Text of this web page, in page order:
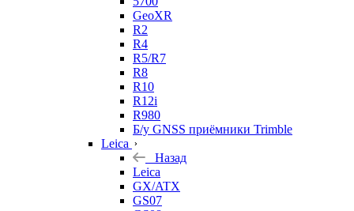
GeoXR
R2
R4
R5/R7
R8
R10
R12i
R980
Б/у GNSS приёмники Trimble
Leica
Назад
Leica
GX/ATX
GS07